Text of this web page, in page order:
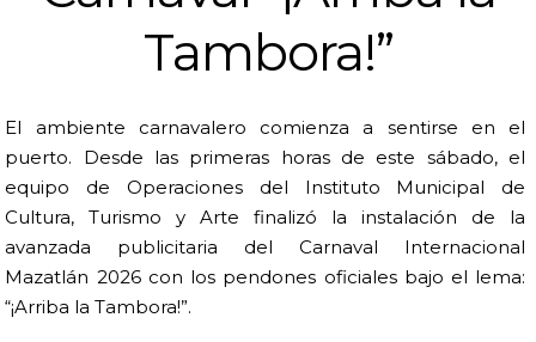
Tambora!”
El ambiente carnavalero comienza a sentirse en el
puerto. Desde las primeras horas de este sábado, el
equipo de Operaciones del Instituto Municipal de
Cultura, Turismo y Arte finalizó la instalación de la
avanzada publicitaria del Carnaval Internacional
Mazatlán 2026 con los pendones oficiales bajo el lema:
“¡Arriba la Tambora!”.